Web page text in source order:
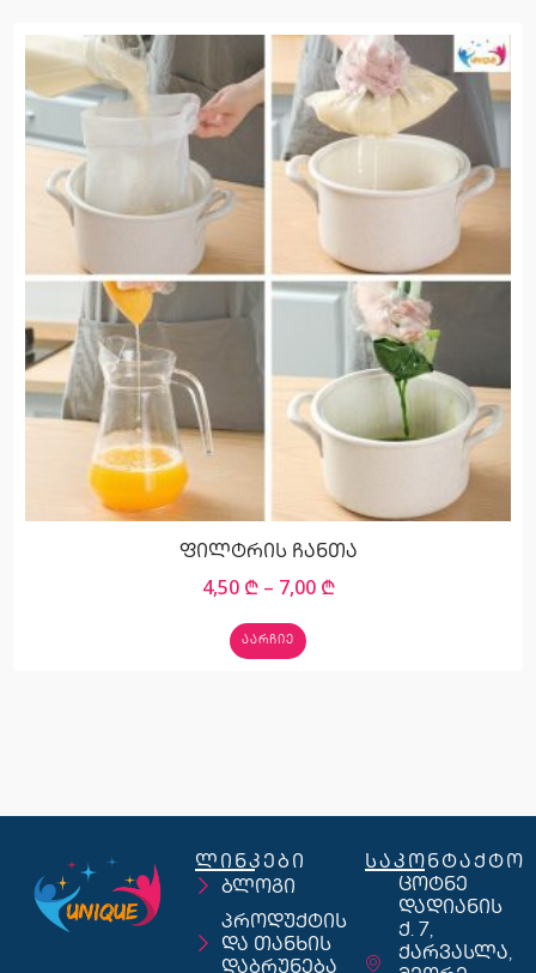
ფილტრის ჩანთა
4,50 ₾ – 7,00 ₾
ᲐᲐᲠᲩᲘᲔ
ლინკები
ბლოგი
პროდუქტის
და თანხის
საკონტაქტო
ცოტნე
დადიანის
ქ. 7,
ქარვასლა,